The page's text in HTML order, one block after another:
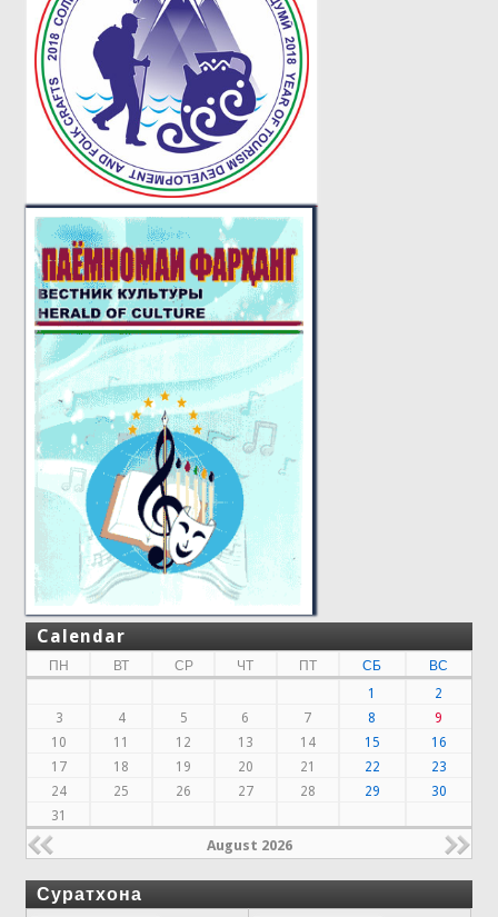
Calendar
ПН ВТ СР ЧТ ПТ СБ
ВС
1
2
3
4 5 6 7 8
9
10
11 12 13 14 15
16
17
18 19 20 21 22
23
24
25 26 27 28 29
30
31
August 2026
Суратхона